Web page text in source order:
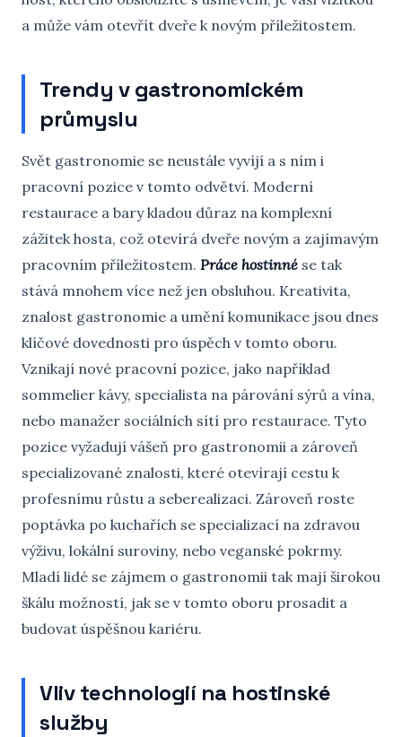
a může vám otevřít dveře k novým příležitostem.
Trendy v gastronomickém
průmyslu
Svět gastronomie se neustále vyvíjí a s ním i
pracovní pozice v tomto odvětví. Moderní
restaurace a bary kladou důraz na komplexní
zážitek hosta, což otevírá dveře novým a zajímavým
pracovním příležitostem. Práce hostinné se tak
stává mnohem více než jen obsluhou. Kreativita,
znalost gastronomie a umění komunikace jsou dnes
klíčové dovednosti pro úspěch v tomto oboru.
Vznikají nové pracovní pozice, jako například
sommelier kávy, specialista na párování sýrů a vína,
nebo manažer sociálních sítí pro restaurace. Tyto
pozice vyžadují vášeň pro gastronomii a zároveň
specializované znalosti, které otevírají cestu k
profesnímu růstu a seberealizaci. Zároveň roste
poptávka po kuchařích se specializací na zdravou
výživu, lokální suroviny, nebo veganské pokrmy.
Mladí lidé se zájmem o gastronomii tak mají širokou
škálu možností, jak se v tomto oboru prosadit a
budovat úspěšnou kariéru.
Vliv technologií na hostinské
služby